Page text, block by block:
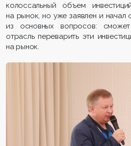
колоссальный объем
на рынок, но уже заявлен и начал
из основных вопросов:
отрасль переварить эти
на рынок.